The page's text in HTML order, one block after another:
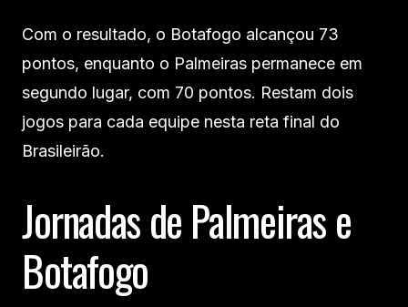
Com o resultado, o Botafogo alcançou 73
pontos, enquanto o Palmeiras permanece em
segundo lugar, com 70 pontos. Restam dois
jogos para cada equipe nesta reta final do
Brasileirão.
Jornadas de Palmeiras e
Botafogo